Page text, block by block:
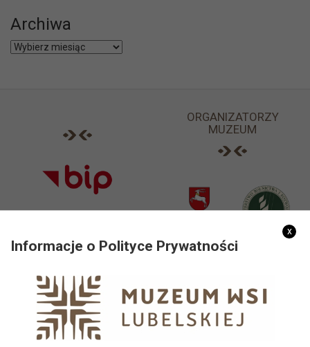
Archiwa
Archiwa
ORGANIZATORZY
MUZEUM
x
Informacje o Polityce Prywatności